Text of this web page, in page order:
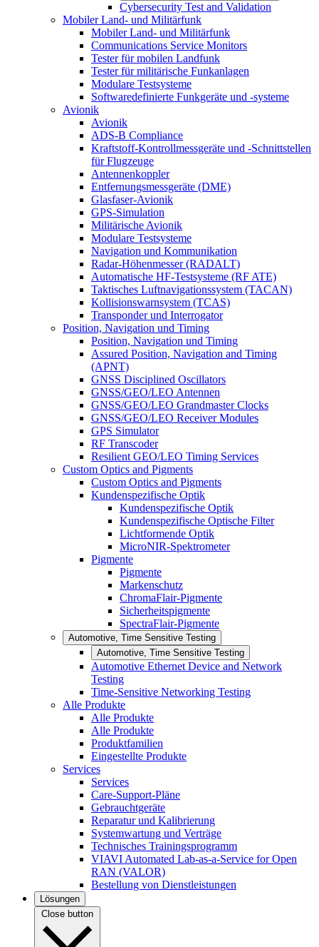
Cybersecurity Test and Validation
Mobiler Land- und Militärfunk
Mobiler Land- und Militärfunk
Communications Service Monitors
Tester für mobilen Landfunk
Tester für militärische Funkanlagen
Modulare Testsysteme
Softwaredefinierte Funkgeräte und -systeme
Avionik
Avionik
ADS-B Compliance
Kraftstoff-Kontrollmessgeräte und -Schnittstellen
für Flugzeuge
Antennenkoppler
Entfernungsmessgeräte (DME)
Glasfaser-Avionik
GPS-Simulation
Militärische Avionik
Modulare Testsysteme
Navigation und Kommunikation
Radar-Höhenmesser (RADALT)
Automatische HF-Testsysteme (RF ATE)
Taktisches Luftnavigationssystem (TACAN)
Kollisionswarnsystem (TCAS)
Transponder und Interrogator
Position, Navigation und Timing
Position, Navigation und Timing
Assured Position, Navigation and Timing
(APNT)
GNSS Disciplined Oscillators
GNSS/GEO/LEO Antennen
GNSS/GEO/LEO Grandmaster Clocks
GNSS/GEO/LEO Receiver Modules
GPS Simulator
RF Transcoder
Resilient GEO/LEO Timing Services
Custom Optics and Pigments
Custom Optics and Pigments
Kundenspezifische Optik
Kundenspezifische Optik
Kundenspezifische Optische Filter
Lichtformende Optik
MicroNIR-Spektrometer
Pigmente
Pigmente
Markenschutz
ChromaFlair-Pigmente
Sicherheitspigmente
SpectraFlair-Pigmente
Automotive, Time Sensitive Testing
Automotive, Time Sensitive Testing
Automotive Ethernet Device and Network
Testing
Time-Sensitive Networking Testing
Alle Produkte
Alle Produkte
Alle Produkte
Produktfamilien
Eingestellte Produkte
Services
Services
Care-Support-Pläne
Gebrauchtgeräte
Reparatur und Kalibrierung
Systemwartung und Verträge
Technisches Trainingsprogramm
VIAVI Automated Lab-as-a-Service for Open
RAN (VALOR)
Bestellung von Dienstleistungen
Lösungen
Close button